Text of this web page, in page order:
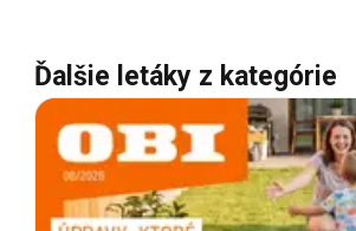
Ďalšie letáky z kategórie